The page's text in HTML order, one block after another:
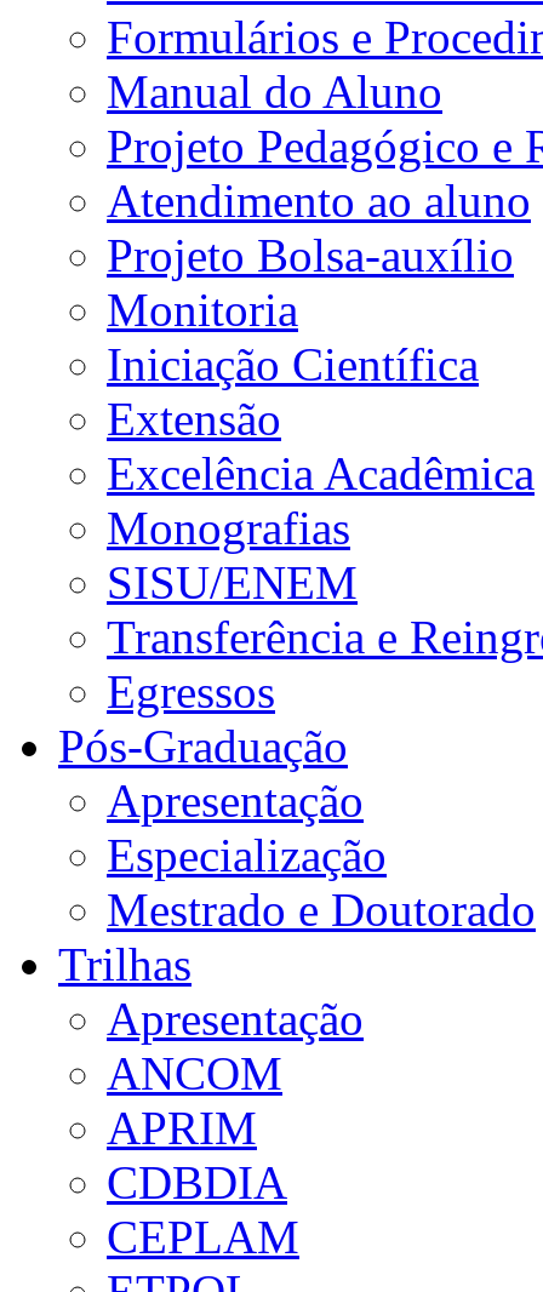
Formulários e
Manual do Aluno
Projeto Pedagógico e
Atendimento ao aluno
Projeto Bolsa-auxílio
Monitoria
Iniciação Científica
Extensão
Excelência Acadêmica
Monografias
SISU/ENEM
Transferência e
Egressos
Pós-Graduação
Apresentação
Especialização
Mestrado e Doutorado
Trilhas
Apresentação
ANCOM
APRIM
CDBDIA
CEPLAM